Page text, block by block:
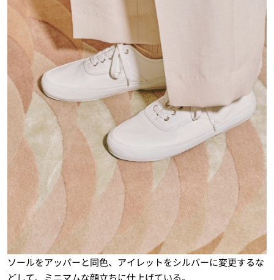
ソールをアッパーと同色、アイレットをシルバーに変更するな